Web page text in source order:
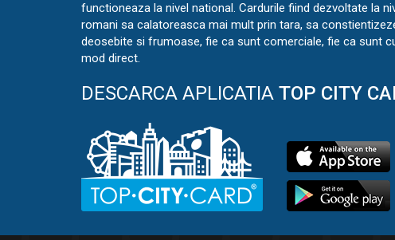
functioneaza la nivel national. Cardurile fiind dezvoltate la
romani sa calatoreasca mai mult prin tara, sa
deosebite si frumoase, fie ca sunt comerciale, fie ca sunt
mod direct.
DESCARCA APLICATIA TOP CITY